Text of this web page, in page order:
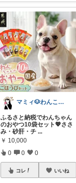
マミィ🐶わんこと暮らす｜お得情報係
ふるさと納税でわんちゃん
のおやつ10袋セット💖ささ
み・砂肝・チ ...
￥ 10,000
0 0 0
コレ いいね